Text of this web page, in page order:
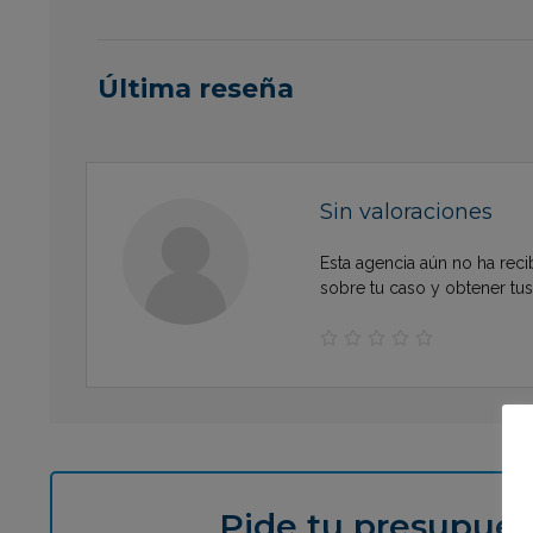
Última reseña
Sin valoraciones
Esta agencia aún no ha
sobre tu caso y obtener